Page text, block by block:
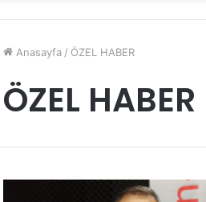
Anasayfa / ÖZEL HABER
ÖZEL HABER